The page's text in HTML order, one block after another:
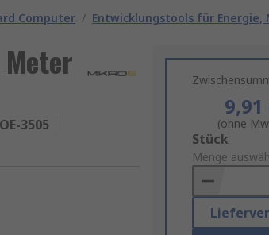
Computer / Entwicklungstools für
3505
9,91
(ohne
Add
to
Basket
Stück
Menge